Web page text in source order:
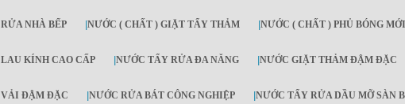
RỬA NHÀ BẾP |NƯỚC ( CHẤT ) GIẶT TẨY THẢM |NƯỚC ( CHẤT ) PHỦ BÓNG
LAU KÍNH CAO CẤP |NƯỚC TẨY RỬA ĐA NĂNG |NƯỚC GIẶT THẢM ĐẬM ĐẶC
VẢI ĐẬM ĐẶC |NƯỚC RỬA BÁT CÔNG NGHIỆP |NƯỚC TẨY RỬA DẦU MỠ SÀN